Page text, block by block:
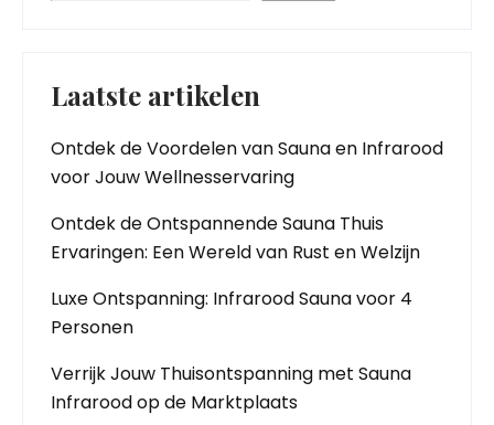
Laatste artikelen
Ontdek de Voordelen van Sauna en Infrarood
voor Jouw Wellnesservaring
Ontdek de Ontspannende Sauna Thuis
Ervaringen: Een Wereld van Rust en Welzijn
Luxe Ontspanning: Infrarood Sauna voor 4
Personen
Verrijk Jouw Thuisontspanning met Sauna
Infrarood op de Marktplaats